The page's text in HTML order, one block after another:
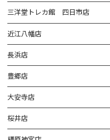
三洋堂トレカ館 四日市店
近江八幡店
長浜店
豊郷店
大安寺店
桜井店